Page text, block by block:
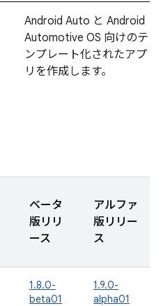
Android Auto と Android
Automotive OS 向けのテ
ンプレート化されたアプ
リを作成します。
ベータ
版リリ
ース
アルファ
版リリー
ス
1.8.0-
beta01
1.9.0-
alpha01